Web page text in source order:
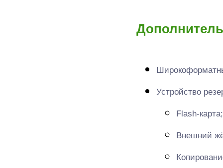
Устройство
Flash-карта;
Внешний